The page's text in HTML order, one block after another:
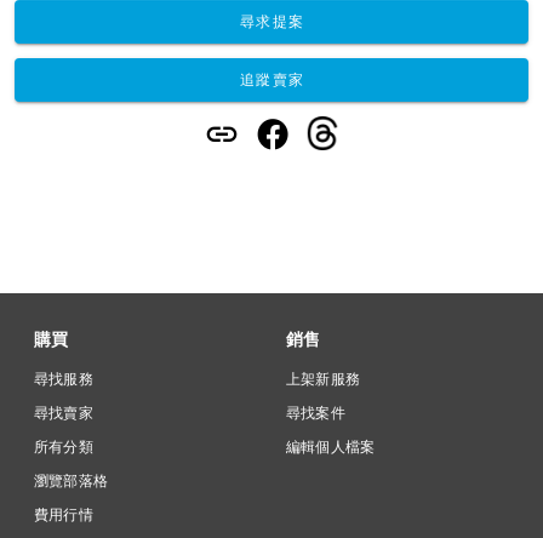
尋求提案
追蹤賣家
購買
尋找服務
尋找賣家
所有分類
瀏覽部落格
費用行情
銷售
上架新服務
尋找案件
編輯個人檔案